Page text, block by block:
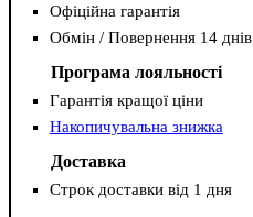
Офіційна гарантія
Обмін / Повернення 14 днів
Програма лояльності
Гарантія кращої ціни
Накопичувальна знижка
Доставка
Строк доставки від 1 дня